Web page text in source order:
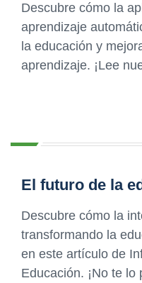
Descubre cómo la
aprendizaje
la educación y
aprendizaje. ¡Lee
El futuro de la
Descubre cómo la
transformando la
en este artículo de
Educación. ¡No te lo